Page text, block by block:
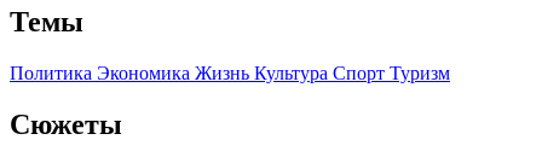
Темы
Политика Экономика Жизнь Культура Спорт Туризм
Сюжеты